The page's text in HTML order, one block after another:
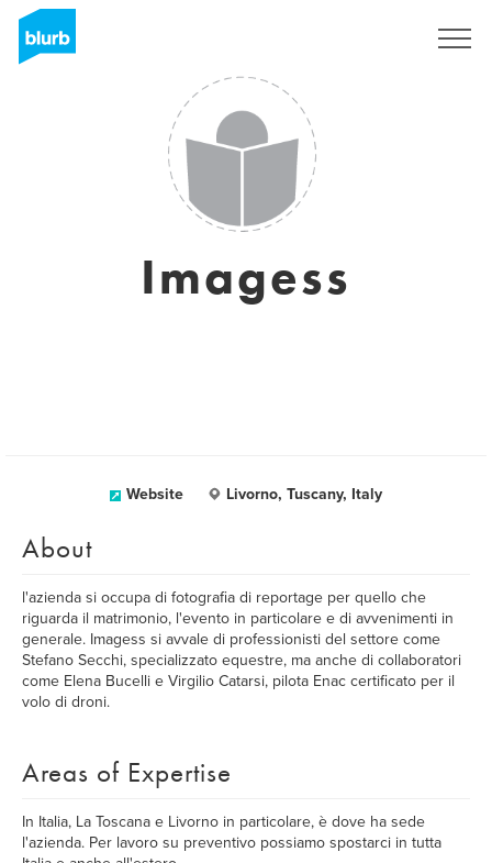
Imagess
Website Livorno, Tuscany, Italy
About
l'azienda si occupa di fotografia di reportage per quello che
riguarda il matrimonio, l'evento in particolare e di avvenimenti in
generale. Imagess si avvale di professionisti del settore come
Stefano Secchi, specializzato equestre, ma anche di collaboratori
come Elena Bucelli e Virgilio Catarsi, pilota Enac certificato per il
volo di droni.
Areas of Expertise
In Italia, La Toscana e Livorno in particolare, è dove ha sede
l'azienda. Per lavoro su preventivo possiamo spostarci in tutta